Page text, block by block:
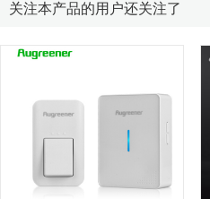
关注本产品的用户还关注了